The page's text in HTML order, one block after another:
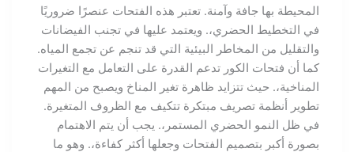
المحيطة بها جافة وآمنة. تعتبر هذه الفتحات عنصرًا ضروريًا
في التخطيط الحضري،. ويعتمد عليها في تجنب الفيضانات
والتقليل من المخاطر البيئية التي قد تنجم عن تجمع المياه.
كما أن فتحات الكور تدعم القدرة على التعامل مع التغيرات
المناخية،. حيث تتزايد ظاهرة تغير المناخ ويصبح من المهم
تطوير أنظمة تصريف مبتكرة تتكيف مع الظروف المتغيرة.
في ظل النمو الحضري المستمر،. يجب أن يتم الاهتمام
بصورة أكبر بتصميم الفتحات وجعلها أكثر كفاءة،. وهو ما